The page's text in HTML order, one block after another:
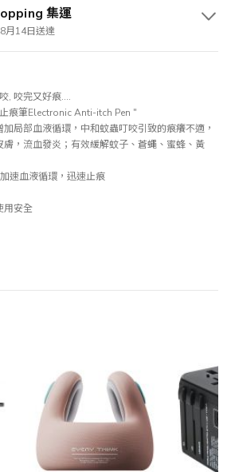
集運
月14日送達
, 咬完又好痕....
痕筆Electronic Anti-itch Pen "
局部血液循環，中和蚊蟲叮咬引致的痕癢不適，
膚，流血發炎；有效緩解蚊子、蒼蠅、蜜蜂、黃
速血液循環，迅速止痕
用安全